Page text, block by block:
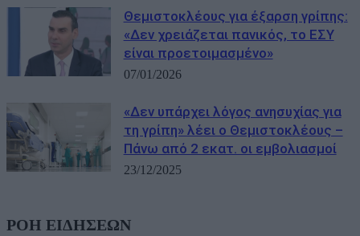
Θεμιστοκλέους για έξαρση γρίπης:
«Δεν χρειάζεται πανικός, το ΕΣΥ
είναι προετοιμασμένο»
07/01/2026
«Δεν υπάρχει λόγος ανησυχίας για
τη γρίπη» λέει ο Θεμιστοκλέους –
Πάνω από 2 εκατ. οι εμβολιασμοί
23/12/2025
ΡΟΗ ΕΙΔΗΣΕΩΝ